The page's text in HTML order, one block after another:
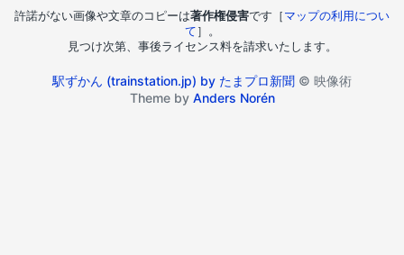
許諾がない画像や文章のコピーは著作権侵害です［ マップの利用につい
て ］。
見つけ次第、事後ライセンス料を請求いたします。
駅ずかん (trainstation.jp) by たまプロ新聞 © 映像術
Theme by Anders Norén